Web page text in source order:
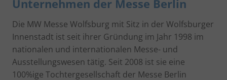
Unternehmen der Messe Berlin
Die MW Messe Wolfsburg mit Sitz in der Wolfsburger
Innenstadt ist seit ihrer Gründung im Jahr 1998 im
nationalen und internationalen Messe- und
Ausstellungswesen tätig. Seit 2008 ist sie eine
100%ige Tochtergesellschaft der Messe Berlin